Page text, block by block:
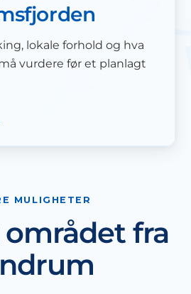
lokale forhold og hva
vurdere før et planlagt
MULIGHETER
fra